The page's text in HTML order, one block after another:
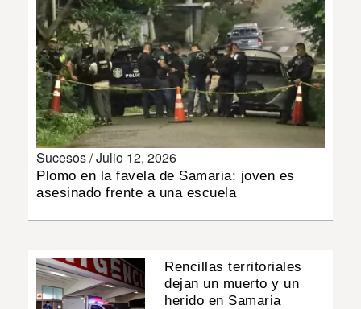
IMPRESO
Sucesos /Julio 12, 2026
Plomo en la favela de Samaria: joven es
asesinado frente a una escuela
Rencillas territoriales
dejan un muerto y un
herido en Samaria